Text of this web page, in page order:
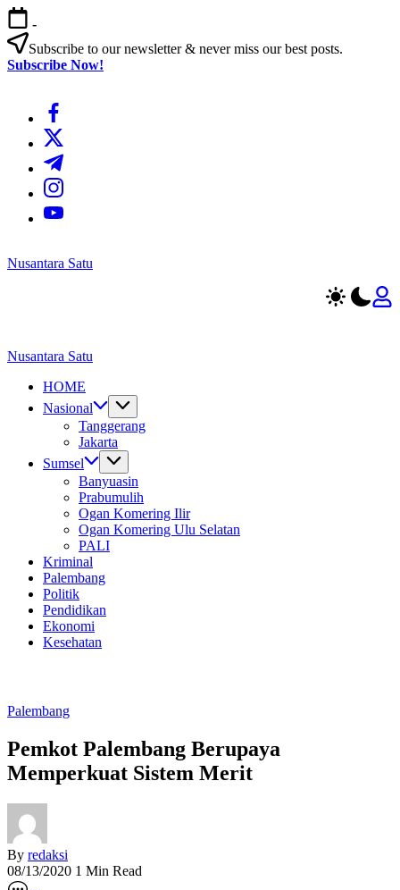
Skip
to
content
-
Subscribe to our newsletter & never miss our best posts.
Subscribe Now!
https://www.facebook.com/
https://twitter.com/
https://t.me/
https://www.instagram.com/
https://youtube.com/
Nusantara Satu
Berita
Nusantara Satu
Berita
Nusantara
HOME
Nasional
Tanggerang
Jakarta
Sumsel
Banyuasin
Prabumulih
Ogan Komering Ilir
Ogan Komering Ulu Selatan
PALI
Kriminal
Palembang
Politik
Pendidikan
Ekonomi
Kesehatan
Palembang
Pemkot Palembang Berupaya
Memperkuat Sistem Merit
By redaksi
08/13/2020 1 Min Read